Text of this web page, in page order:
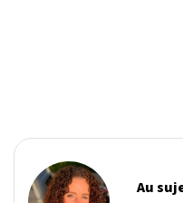
Au